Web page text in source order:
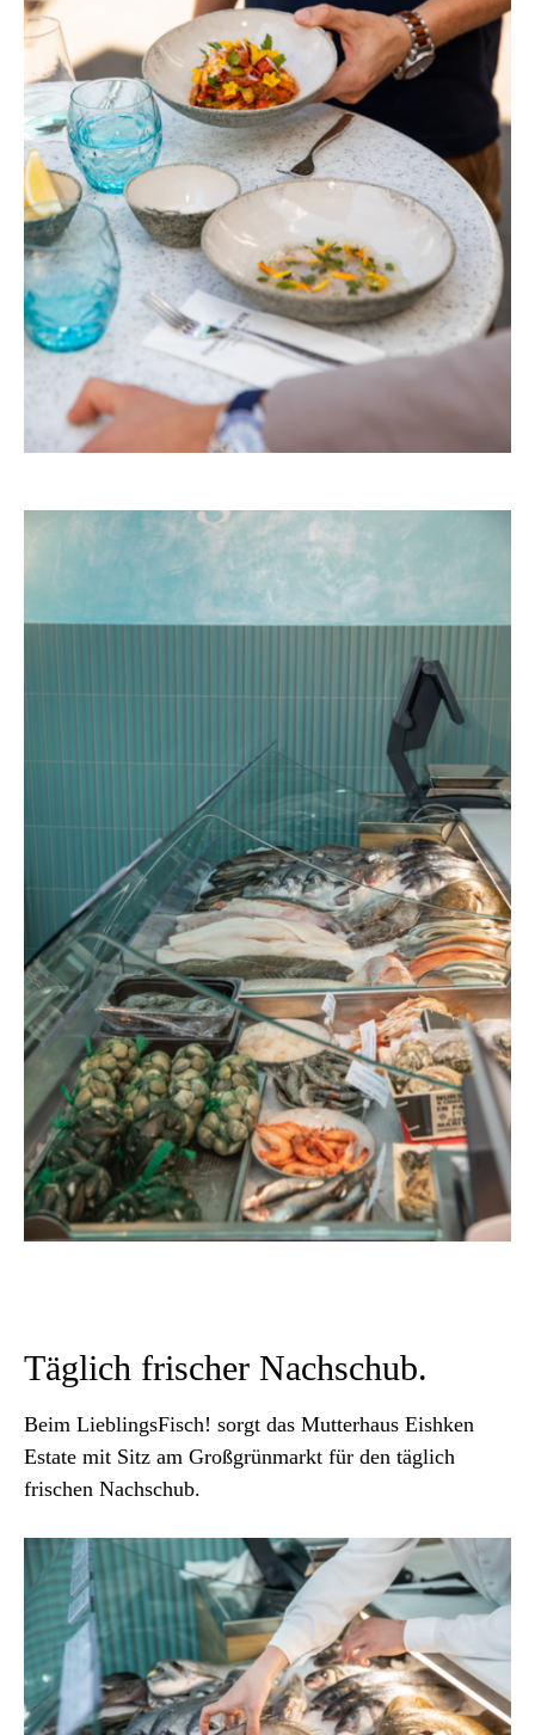
Täglich frischer Nachschub.
Beim LieblingsFisch! sorgt das Mutterhaus Eishken
Estate mit Sitz am Großgrünmarkt für den täglich
frischen Nachschub.